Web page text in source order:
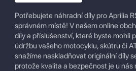
Potřebujete náhradní díly pro Aprilia
správném místě! V našem online
díly a příslušenství, které byste mohli
údržbu vašeho motocyklu, skútru či
snažíme naskladňovat originální díly
protože kvalita a bezpečnost je u nás